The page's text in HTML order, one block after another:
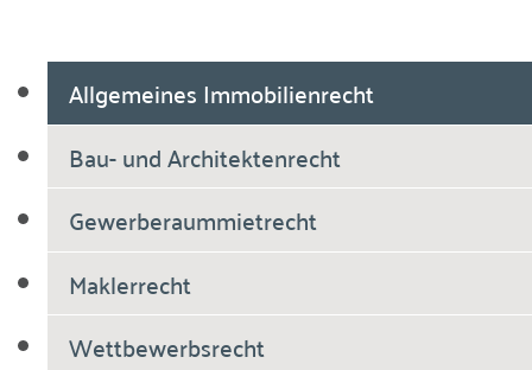
Allgemeines Immobilienrecht
Bau- und Architektenrecht
Gewerberaummietrecht
Maklerrecht
Wettbewerbsrecht